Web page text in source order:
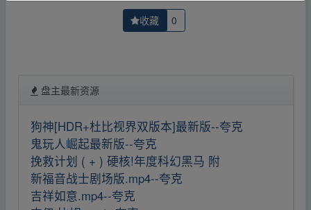
收藏 0
盘主最新资源
狗神[HDR+杜比视界双版本]最新版--夸克
鬼玩人崛起最新版--夸克
挽救计划 ( + ) 硬核!年度科幻黑马 附
新福音战士剧场版.mp4--夸克
吉祥如意.mp4--夸克